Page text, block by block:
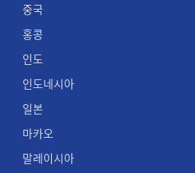
중국
홍콩
인도
인도네시아
일본
마카오
말레이시아